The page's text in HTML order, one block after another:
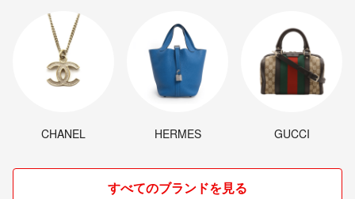
CHANEL HERMES GUCCI
すべてのブランドを見る